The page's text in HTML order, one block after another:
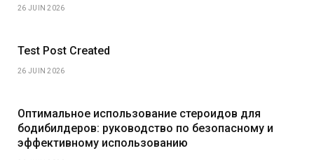
26 JUIN 2026
Test Post Created
26 JUIN 2026
Оптимальное использование стероидов для
бодибилдеров: руководство по безопасному и
эффективному использованию